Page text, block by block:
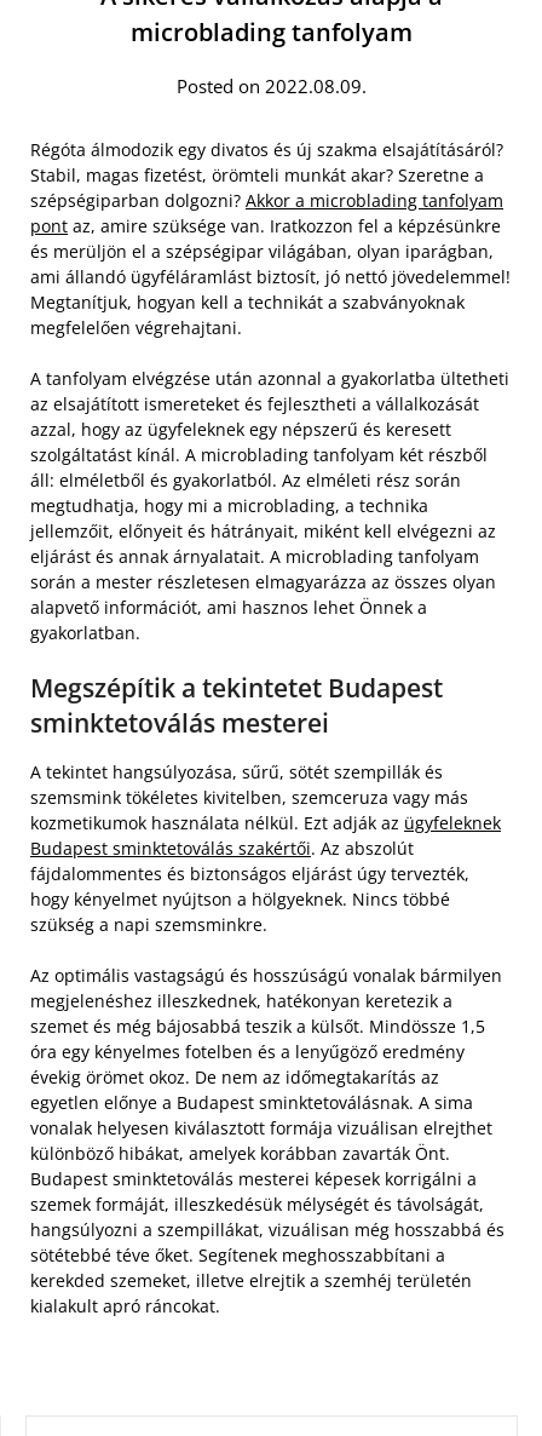
microblading tanfolyam
Posted on 2022.08.09.
Régóta álmodozik egy divatos és új szakma elsajátításáról?
Stabil, magas fizetést, örömteli munkát akar? Szeretne a
szépségiparban dolgozni? Akkor a microblading tanfolyam
pont az, amire szüksége van. Iratkozzon fel a képzésünkre
és merüljön el a szépségipar világában, olyan iparágban,
ami állandó ügyféláramlást biztosít, jó nettó jövedelemmel!
Megtanítjuk, hogyan kell a technikát a szabványoknak
megfelelően végrehajtani.
A tanfolyam elvégzése után azonnal a gyakorlatba ültetheti
az elsajátított ismereteket és fejlesztheti a vállalkozását
azzal, hogy az ügyfeleknek egy népszerű és keresett
szolgáltatást kínál. A microblading tanfolyam két részből
áll: elméletből és gyakorlatból. Az elméleti rész során
megtudhatja, hogy mi a microblading, a technika
jellemzőit, előnyeit és hátrányait, miként kell elvégezni az
eljárást és annak árnyalatait. A microblading tanfolyam
során a mester részletesen elmagyarázza az összes olyan
alapvető információt, ami hasznos lehet Önnek a
gyakorlatban.
Megszépítik a tekintetet Budapest
sminktetoválás mesterei
A tekintet hangsúlyozása, sűrű, sötét szempillák és
szemsmink tökéletes kivitelben, szemceruza vagy más
kozmetikumok használata nélkül. Ezt adják az ügyfeleknek
Budapest sminktetoválás szakértői. Az abszolút
fájdalommentes és biztonságos eljárást úgy tervezték,
hogy kényelmet nyújtson a hölgyeknek. Nincs többé
szükség a napi szemsminkre.
Az optimális vastagságú és hosszúságú vonalak bármilyen
megjelenéshez illeszkednek, hatékonyan keretezik a
szemet és még bájosabbá teszik a külsőt. Mindössze 1,5
óra egy kényelmes fotelben és a lenyűgöző eredmény
évekig örömet okoz. De nem az időmegtakarítás az
egyetlen előnye a Budapest sminktetoválásnak. A sima
vonalak helyesen kiválasztott formája vizuálisan elrejthet
különböző hibákat, amelyek korábban zavarták Önt.
Budapest sminktetoválás mesterei képesek korrigálni a
szemek formáját, illeszkedésük mélységét és távolságát,
hangsúlyozni a szempillákat, vizuálisan még hosszabbá és
sötétebbé téve őket. Segítenek meghosszabbítani a
kerekded szemeket, illetve elrejtik a szemhéj területén
kialakult apró ráncokat.